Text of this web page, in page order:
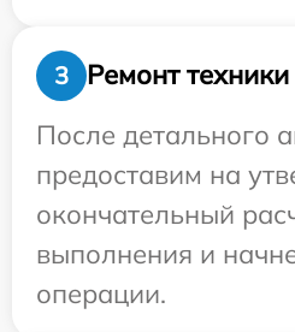
3
Ремонт техники
После детального
предоставим на
окончательный
выполнения и
операции.